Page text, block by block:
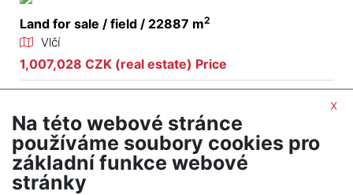
Land for sale / field / 22887 m2
Vlčí
1,007,028 CZK (real estate) Price
Land for sale / field / 4788 m2
Drahkov
215,438 CZK (real estate) Price
x
Na této webové stránce
používáme soubory cookies pro
základní funkce webové
stránky